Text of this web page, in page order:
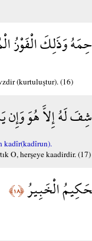
وَذَلِكَ الْفَوْزُ
(kurtuluştur). (16)
لَهُ إِلاَّ هُوَ
kadîr(kadîrun).
O, herşeye kaadirdir. (17)
الْخَبِيرُ﴿١٨﴾